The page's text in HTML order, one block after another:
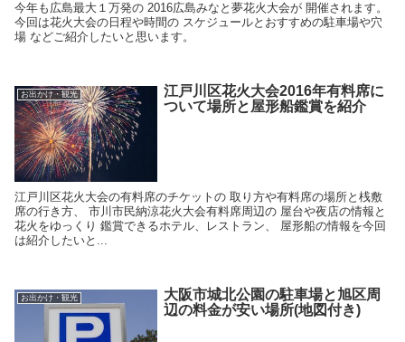
今年も広島最大１万発の 2016広島みなと夢花火大会が 開催されます。
今回は花火大会の日程や時間の スケジュールとおすすめの駐車場や穴
場 などご紹介したいと思います。
お出かけ・観光
江戸川区花火大会2016年有料席に
ついて場所と屋形船鑑賞を紹介
江戸川区花火大会の有料席のチケットの 取り方や有料席の場所と桟敷
席の行き方、 市川市民納涼花火大会有料席周辺の 屋台や夜店の情報と
花火をゆっくり 鑑賞できるホテル、レストラン、 屋形船の情報を今回
は紹介したいと...
お出かけ・観光
大阪市城北公園の駐車場と旭区周
辺の料金が安い場所(地図付き)